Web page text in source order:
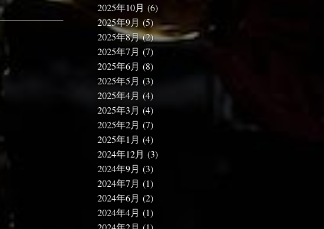
2025年10月 (6)
2025年9月 (5)
2025年8月(2)
2025年7月 (7)
2025年6月 (8)
2025年5月 (3)
2025年4月 (4)
2025年3月 (4)
2025年2月 (7)
2025年1月 (4)
2024年12月 (3)
2024年9月 (3)
2024年7月 (1)
2024年6月 (2)
2024年4月 (1)